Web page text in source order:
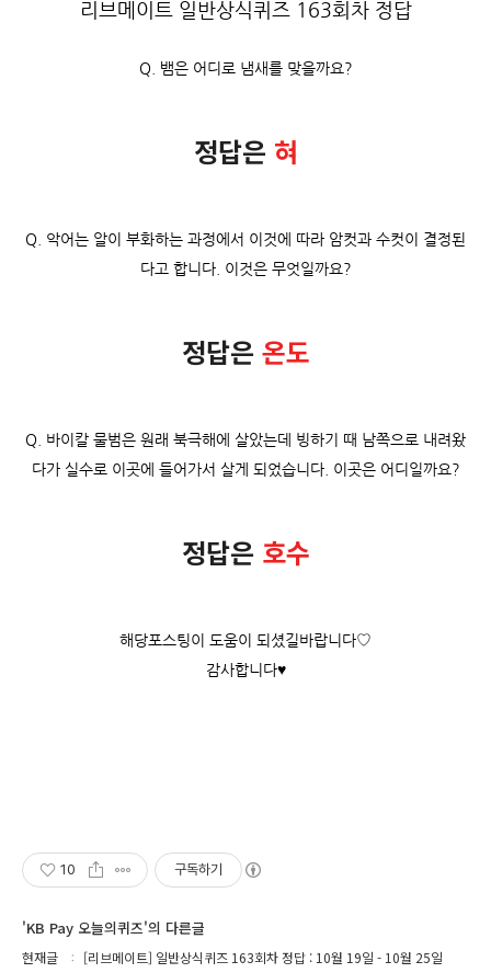
리브메이트 일반상식퀴즈 163회차 정답
Q. 뱀은 어디로 냄새를 맞을까요?
정답은 혀
Q. 악어는 알이 부화하는 과정에서 이것에 따라 암컷과 수컷이 결정된
다고 합니다. 이것은 무엇일까요?
정답은 온도
Q. 바이칼 물범은 원래 북극해에 살았는데 빙하기 때 남쪽으로 내려왔
다가 실수로 이곳에 들어가서 살게 되었습니다. 이곳은 어디일까요?
정답은 호수
해당포스팅이 도움이 되셨길바랍니다♡
감사합니다♥
10 구독하기
'KB Pay 오늘의퀴즈'의 다른글
현재글 [리브메이트] 일반상식퀴즈 163회차 정답 : 10월 19일 - 10월 25일